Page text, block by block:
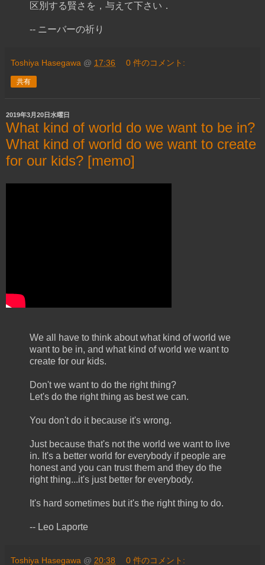
区別する賢さを，与えて下さい．
-- ニーバーの祈り
Toshiya Hasegawa @ 17:36 0 件のコメント:
共有
2019年3月20日水曜日
What kind of world do we want to be in?
What kind of world do we want to create
for our kids? [memo]
We all have to think about what kind of world we
want to be in, and what kind of world we want to
create for our kids.
Don't we want to do the right thing?
Let's do the right thing as best we can.
You don't do it because it's wrong.
Just because that's not the world we want to live
in. It's a better world for everybody if people are
honest and you can trust them and they do the
right thing...it's just better for everybody.
It's hard sometimes but it's the right thing to do.
-- Leo Laporte
Toshiya Hasegawa @ 20:38 0 件のコメント: